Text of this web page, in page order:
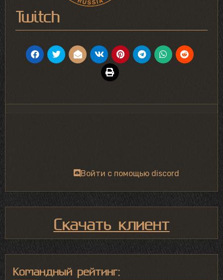
Twitch
Войти с помощью discord
Скачать клиент
Командный рейтинг: